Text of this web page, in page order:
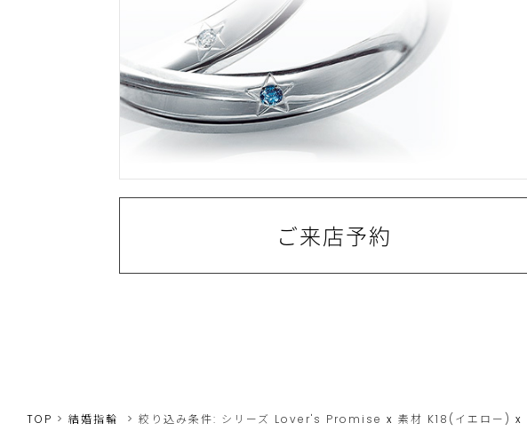
ご来店予約
TOP 結婚指輪 絞り込み条件: シリーズ Lover's Promise x 素材 K18(イエロー) x